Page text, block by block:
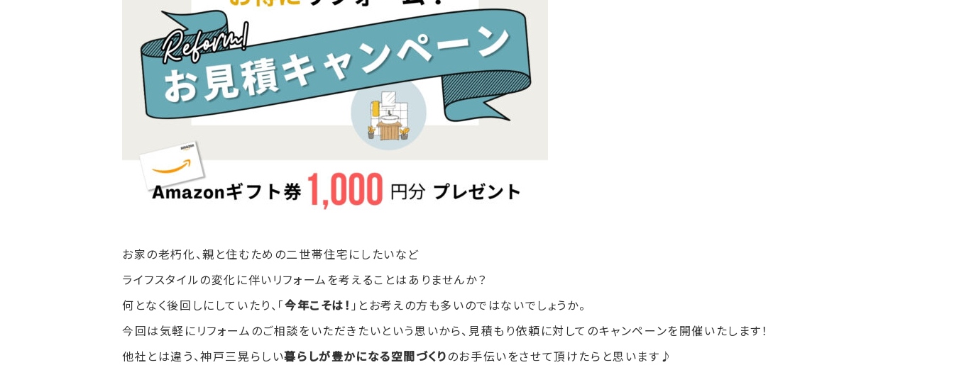
お家の老朽化、親と住むための二世帯住宅にしたいなど
ライフスタイルの変化に伴いリフォームを考えることはありませんか？
何となく後回しにしていたり、「今年こそは！ 」とお考えの方も多いのではないでしょうか。
今回は気軽にリフォームのご相談をいただきたいという思いから、見積もり依頼に対してのキャンペーンを開催いたします！
他社とは違う、神戸三晃らしい暮らしが豊かになる空間づくりのお手伝いをさせて頂けたらと思います ♪